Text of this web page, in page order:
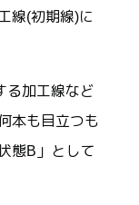
線(初期線)に
る加工線など
本も目立つも
態B」として